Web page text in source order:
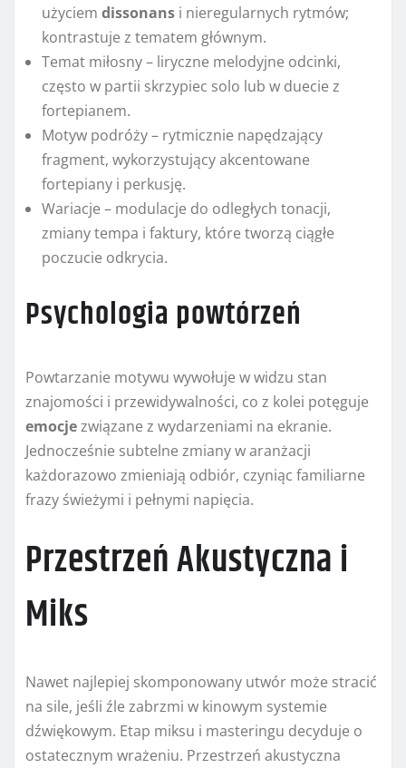
użyciem dissonans i nieregularnych rytmów;
kontrastuje z tematem głównym.
Temat miłosny – liryczne melodyjne odcinki,
często w partii skrzypiec solo lub w duecie z
fortepianem.
Motyw podróży – rytmicznie napędzający
fragment, wykorzystujący akcentowane
fortepiany i perkusję.
Wariacje – modulacje do odległych tonacji,
zmiany tempa i faktury, które tworzą ciągłe
poczucie odkrycia.
Psychologia powtórzeń
Powtarzanie motywu wywołuje w widzu stan
znajomości i przewidywalności, co z kolei potęguje
emocjezwiązane z wydarzeniami na ekranie.
Jednocześnie subtelne zmiany w aranżacji
każdorazowo zmieniają odbiór, czyniąc familiarne
frazy świeżymi i pełnymi napięcia.
Przestrzeń Akustyczna i
Miks
Nawet najlepiej skomponowany utwór może stracić
na sile, jeśli źle zabrzmi w kinowym systemie
dźwiękowym. Etap miksu i masteringu decyduje o
ostatecznym wrażeniu. Przestrzeń akustyczna